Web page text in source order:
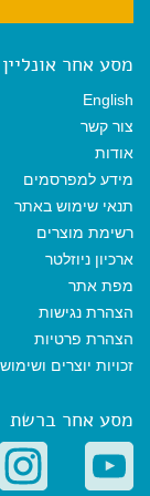
מסע אחר אונליין
English
צור קשר
אודות
מידע למפרסמים
תנאי שימוש באתר
רשימת מוצרים
ארכיון ניוזלטר
מפת אתר
הצהרת נגישות
הצהרת פרטיות
זכויות יוצרים
מסע אחר ברשת